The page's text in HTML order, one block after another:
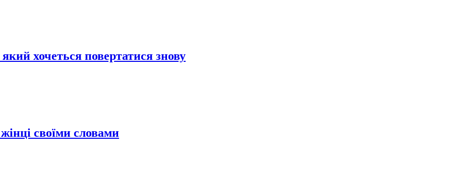
хочеться повертатися знову
своїми словами